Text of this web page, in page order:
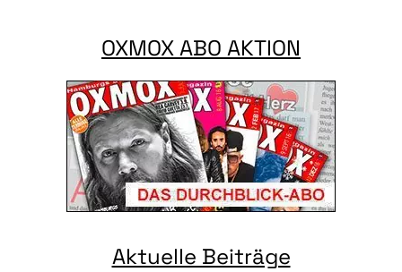
OXMOX ABO AKTION
Aktuelle Beiträge